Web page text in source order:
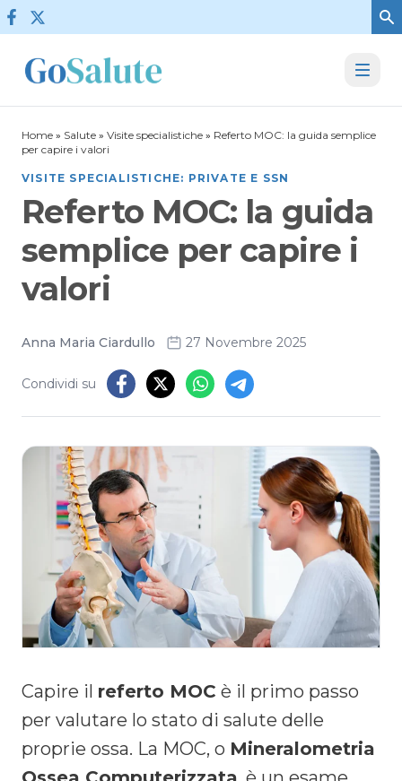
Vai al contenuto
Home » Salute » Visite specialistiche » Referto MOC: la guida semplice
per capire i valori
VISITE SPECIALISTICHE: PRIVATE E SSN
Referto MOC: la guida
semplice per capire i
valori
Anna Maria Ciardullo 27 Novembre 2025
Condividi su
Capire il referto MOC è il primo passo
per valutare lo stato di salute delle
proprie ossa. La MOC, o Mineralometria